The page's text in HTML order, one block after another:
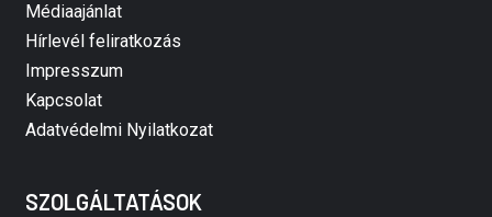
Médiaajánlat
Hírlevél feliratkozás
Impresszum
Kapcsolat
Adatvédelmi Nyilatkozat
SZOLGÁLTATÁSOK